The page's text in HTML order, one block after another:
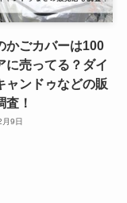
かごカバーは100
に売ってる？ダイ
ャンドゥなどの販
査！
9日